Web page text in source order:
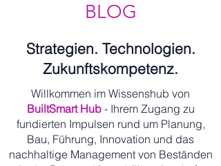
BLOG
Strategien. Technologien.
Zukunftskompetenz.
Willkommen im Wissenshub von
BuiltSmart Hub- Ihrem Zugang zu
fundierten Impulsen rund um Planung,
Bau, Führung, Innovation und das
nachhaltige Management von Beständen